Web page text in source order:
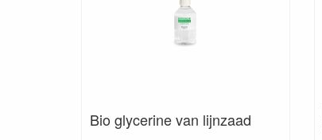
Bio glycerine van lijnzaad